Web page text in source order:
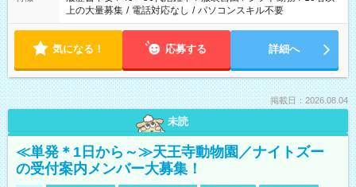
上の大量募集 / 電話対応なし / パソコンスキル不要
気になる！ 応募する 詳細へ
掲載日：2026.08.04
未読
≪単発＊1日から～≫天王寺動物園／ナイトズー
の受付案内メンバー大募集！